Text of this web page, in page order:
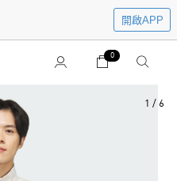
開啟APP
0
1 / 6